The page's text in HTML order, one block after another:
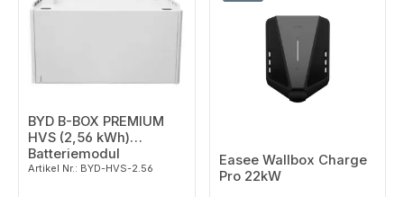
BYD B-BOX PREMIUM
HVS (2,56 kWh)
Batteriemodul
Artikel Nr.: BYD-HVS-2.56
Easee Wallbox Charge
Pro 22kW